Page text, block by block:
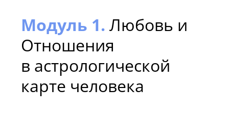
Модуль 1. Любовь и
Отношения
в астрологической
карте человека